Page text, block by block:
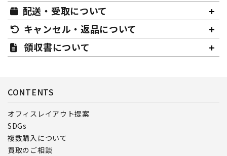
配送・受取について
キャンセル・返品について
領収書について
CONTENTS
オフィスレイアウト提案
SDGs
複数購入について
買取のご相談